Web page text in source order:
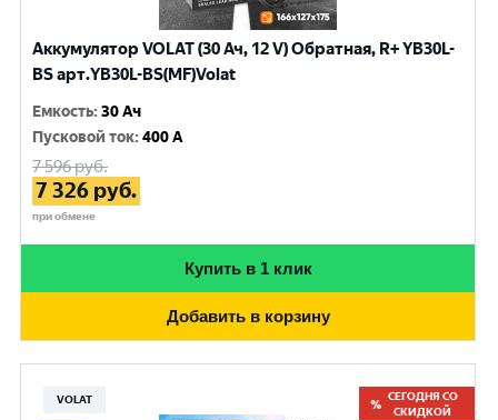
Аккумулятор VOLAT (30 Ач, 12 V) Обратная, R+ YB30L-
BS арт.YB30L-BS(MF)Volat
Емкость:30 Ач
Пусковой ток:400 A
7 596руб.
7 326 руб.
при обмене
Купить в 1 клик
Добавить в корзину
VOLAT
СЕГОДНЯ СО
СКИДКОЙ